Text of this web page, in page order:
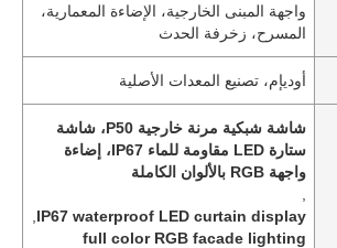
واجهة المبنى الخارجية، الإضاءة المعمارية،
المسرح، زخرفة الحدث
أوديإم، تصنيع المعدات الأصلية
شاشة شبكية مرنة خارجية P50، شاشة
ستارة LED مقاومة للماء IP67، إضاءة
واجهة RGB بالألوان الكاملة
IP67 waterproof LED curtain display
full color RGB facade lighting